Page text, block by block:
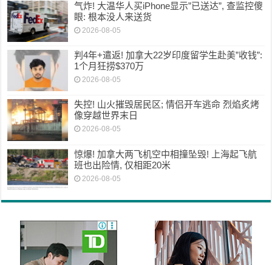
气炸! 大温华人买iPhone显示”已送达”, 查监控傻
眼: 根本没人来送货
2026-08-05
判4年+遣返! 加拿大22岁印度留学生赴美”收钱”:
1个月狂捞$370万
2026-08-05
失控! 山火摧毁居民区; 情侣开车逃命 烈焰炙烤
像穿越世界末日
2026-08-05
惊爆! 加拿大两飞机空中相撞坠毁! 上海起飞航
班也出险情, 仅相距20米
2026-08-05